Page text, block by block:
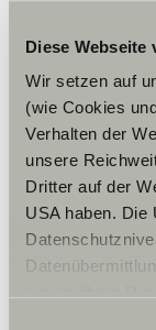
Diese Webseite
Wir setzen auf
(wie Cookies
Verhalten der
unsere
Dritter auf der
USA haben. Die
Deres firmas
Åpningstider
Man-fre 08.00
Torsdag 08.00
Lørdag 10.00
Åpningstider